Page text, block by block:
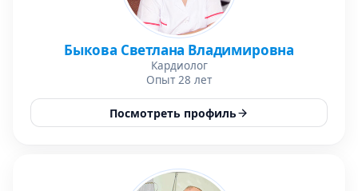
Быкова Светлана Владимировна
Кардиолог
Опыт 28 лет
Посмотреть профиль